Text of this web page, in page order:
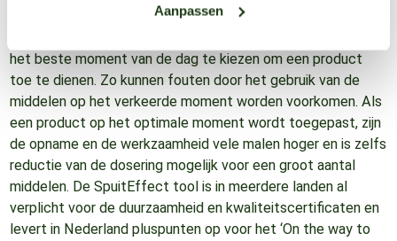
Aanpassen
meteorologische omstandigheden worden gecombineerd in
het beste moment van de dag te kiezen om een product
toe te dienen. Zo kunnen fouten door het gebruik van de
middelen op het verkeerde moment worden voorkomen. Als
een product op het optimale moment wordt toegepast, zijn
de opname en de werkzaamheid vele malen hoger en is zelfs
reductie van de dosering mogelijk voor een groot aantal
middelen. De SpuitEffect tool is in meerdere landen al
verplicht voor de duurzaamheid en kwaliteitscertificaten en
levert in Nederland pluspunten op voor het ‘On the way to